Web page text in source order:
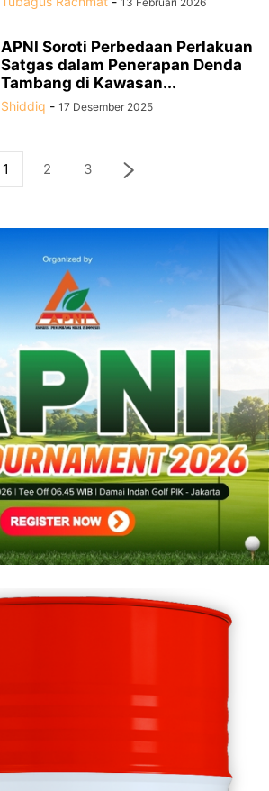
APNI Soroti Perbedaan Perlakuan
Satgas dalam Penerapan Denda
Tambang di Kawasan...
Shiddiq - 17 Desember 2025
1 2 3